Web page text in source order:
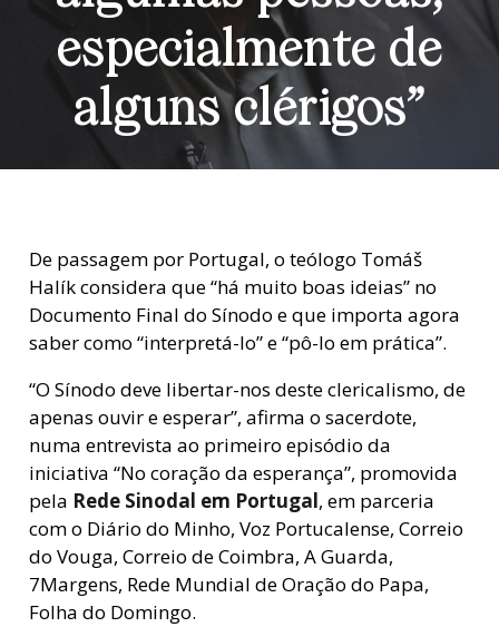
especialmente de
alguns clérigos”
De passagem por Portugal, o teólogo Tomáš
Halík considera que “há muito boas ideias” no
Documento Final do Sínodo e que importa agora
saber como “interpretá-lo” e “pô-lo em prática”.
“O Sínodo deve libertar-nos deste clericalismo, de
apenas ouvir e esperar”, afirma o sacerdote,
numa entrevista ao primeiro episódio da
iniciativa “No coração da esperança”, promovida
pela Rede Sinodal em Portugal, em parceria
com o Diário do Minho, Voz Portucalense, Correio
do Vouga, Correio de Coimbra, A Guarda,
7Margens, Rede Mundial de Oração do Papa,
Folha do Domingo.